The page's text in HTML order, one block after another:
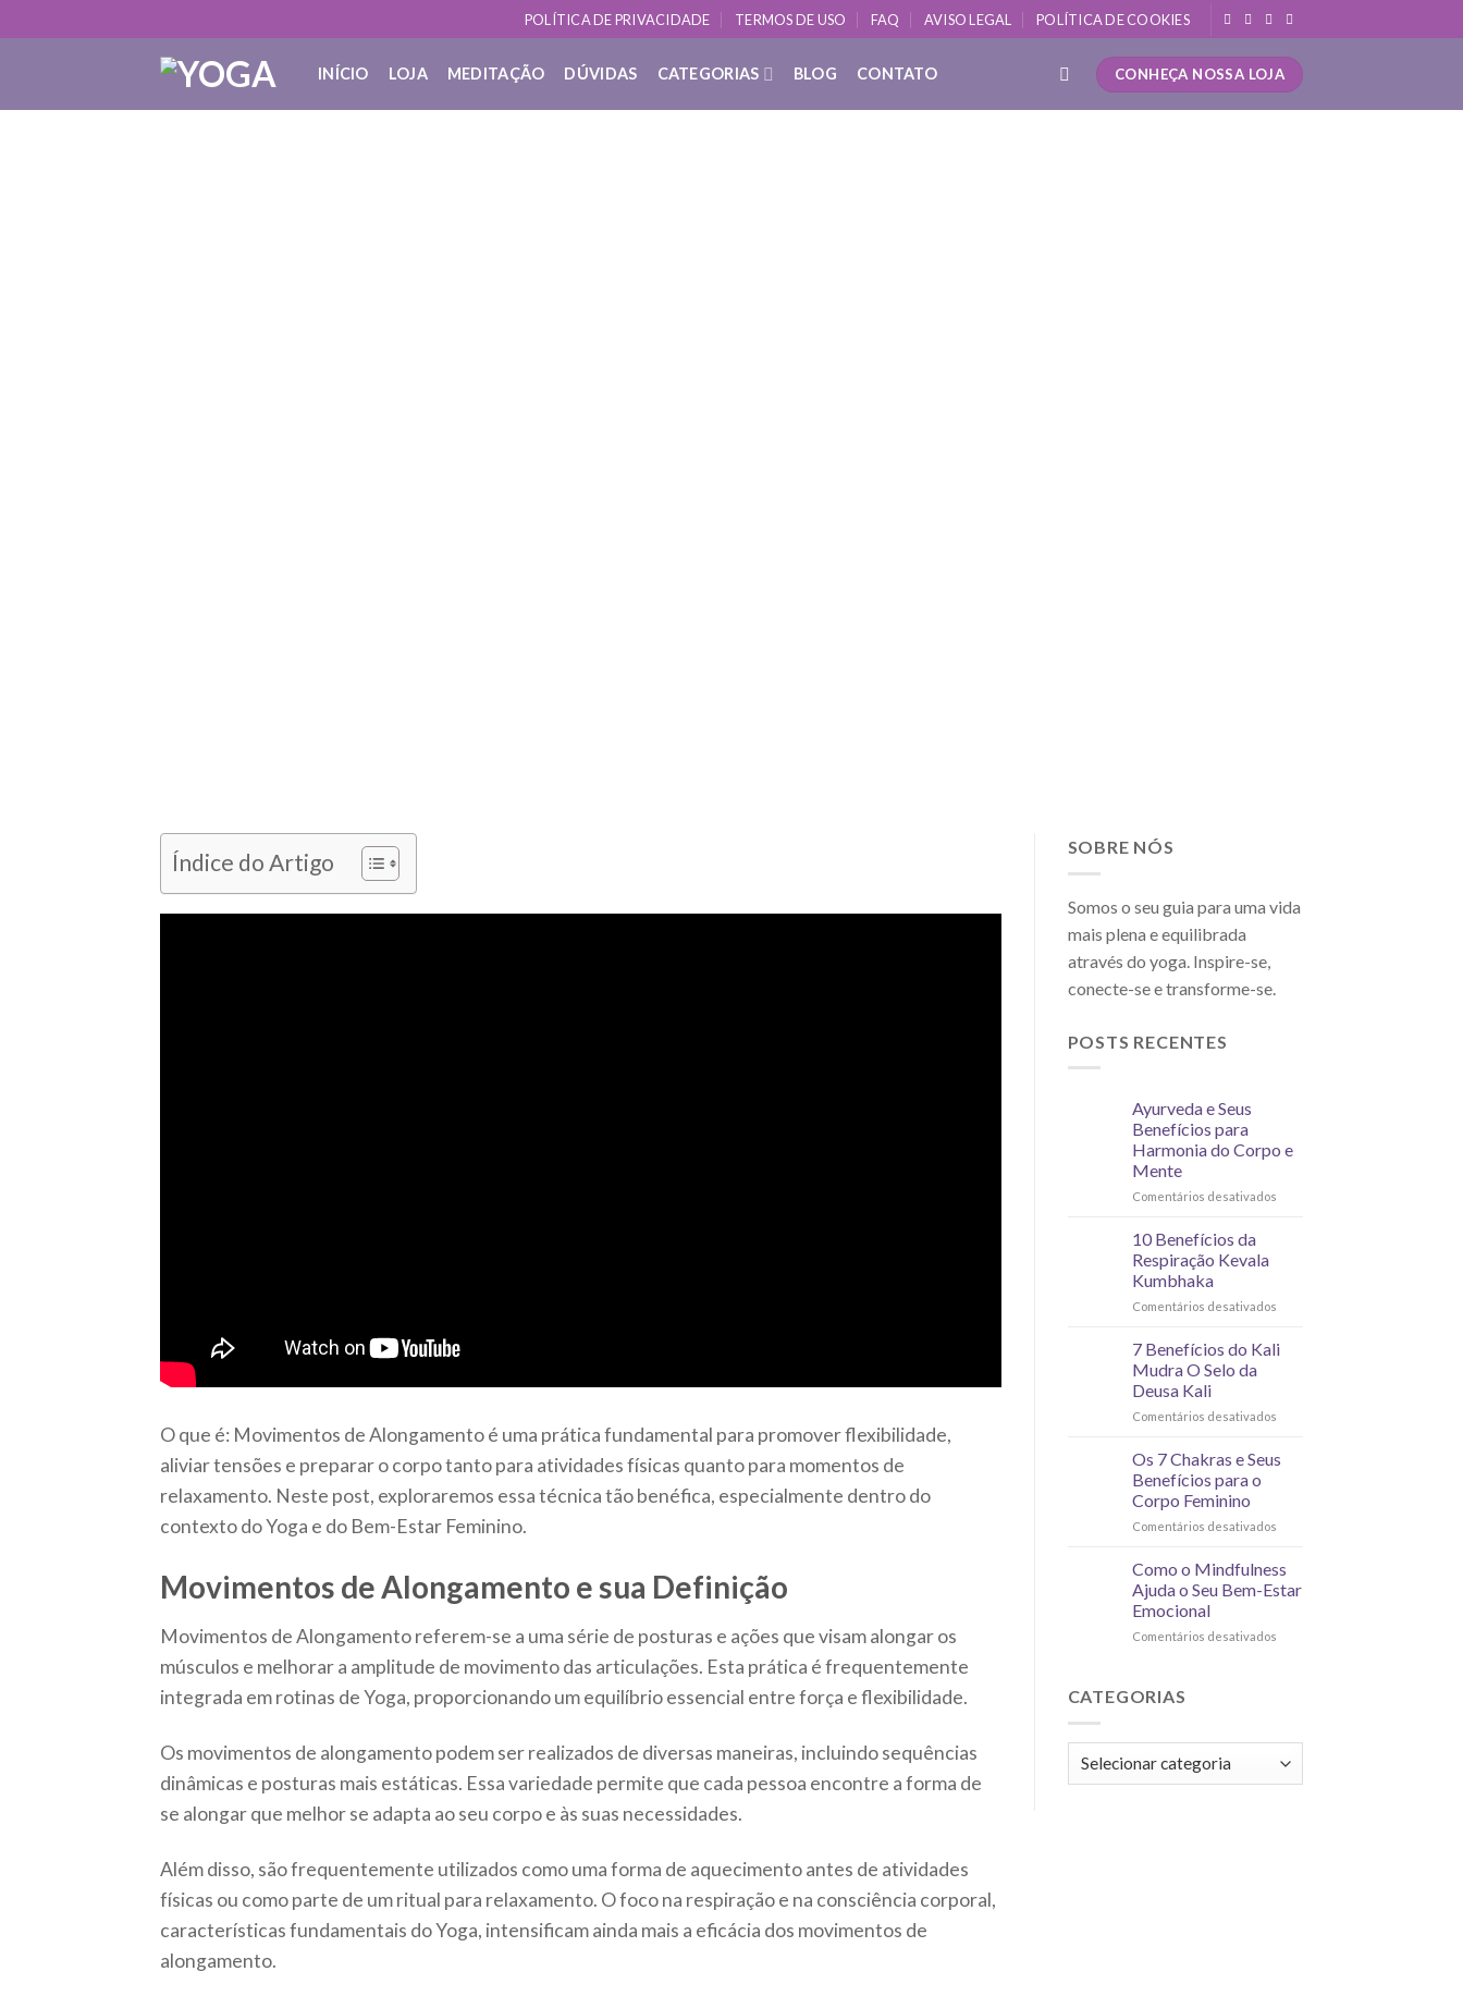
POLÍTICA DE PRIVACIDADE TERMOS DE USO FAQ AVISO LEGAL POLÍTICA DE COOKIES
INÍCIO LOJA MEDITAÇÃO DÚVIDAS CATEGORIAS BLOG CONTATO CONHEÇA NOSSA LOJA
Índice do Artigo
O que é: Movimentos de Alongamento é uma prática fundamental para promover flexibilidade,
aliviar tensões e preparar o corpo tanto para atividades físicas quanto para momentos de
relaxamento. Neste post, exploraremos essa técnica tão benéfica, especialmente dentro do
contexto do Yoga e do Bem-Estar Feminino.
Movimentos de Alongamento e sua Definição
Movimentos de Alongamento referem-se a uma série de posturas e ações que visam alongar os
músculos e melhorar a amplitude de movimento das articulações. Esta prática é frequentemente
integrada em rotinas de Yoga, proporcionando um equilíbrio essencial entre força e flexibilidade.
Os movimentos de alongamento podem ser realizados de diversas maneiras, incluindo sequências
dinâmicas e posturas mais estáticas. Essa variedade permite que cada pessoa encontre a forma de
se alongar que melhor se adapta ao seu corpo e às suas necessidades.
Além disso, são frequentemente utilizados como uma forma de aquecimento antes de atividades
físicas ou como parte de um ritual para relaxamento. O foco na respiração e na consciência corporal,
características fundamentais do Yoga, intensificam ainda mais a eficácia dos movimentos de
alongamento.
SOBRE NÓS
Somos o seu guia para uma vida
mais plena e equilibrada
através do yoga. Inspire-se,
conecte-se e transforme-se.
POSTS RECENTES
Ayurveda e Seus
Benefícios para
Harmonia do Corpo e
Mente
Comentários desativados
10 Benefícios da
Respiração Kevala
Kumbhaka
Comentários desativados
7 Benefícios do Kali
Mudra O Selo da
Deusa Kali
Comentários desativados
Os 7 Chakras e Seus
Benefícios para o
Corpo Feminino
Comentários desativados
Como o Mindfulness
Ajuda o Seu Bem-Estar
Emocional
Comentários desativados
CATEGORIAS